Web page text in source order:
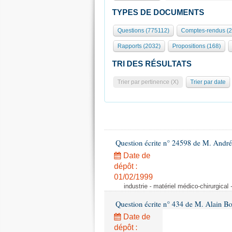
TYPES DE DOCUMENTS
Questions (775112) Comptes-rendus
Rapports (2032) Propositions (168)
TRI DES RÉSULTATS
Trier par pertinence (X) Trier par date
Question écrite n° 24598 de M.
Date de
dépôt :
01/02/1999
industrie - matériel médico-
Question écrite n° 434 de M. Alain
Date de
dépôt :